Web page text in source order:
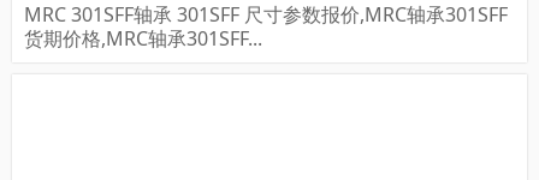
MRC 301SFF轴承 301SFF 尺寸参数报价,MRC轴承301SFF
货期价格,MRC轴承301SFF...